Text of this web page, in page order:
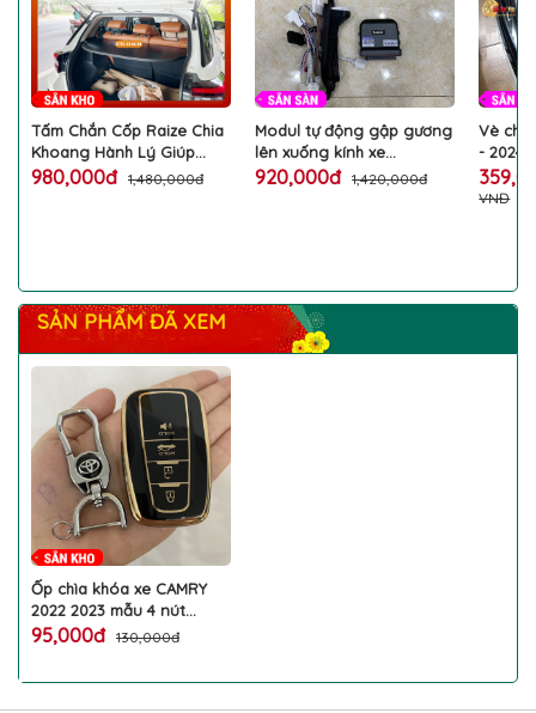
Tấm Chắn Cốp Raize Chia
Khoang Hành Lý Giúp
Đựng Đồ Gọn Gàng,
980,000đ 1,480,000đ
Modul tự động gập gương
lên xuống kính xe
Fortuner 2013 2014 2015
920,000đ 1,420,000đ
Vè che
- 2024
hiệu
VNĐ
SẢN PHẨM ĐÃ XEM
Ốp chìa khóa xe CAMRY
2022 2023 mẫu 4 nút
tráng gương vàng bạc
95,000đ 130,000đ